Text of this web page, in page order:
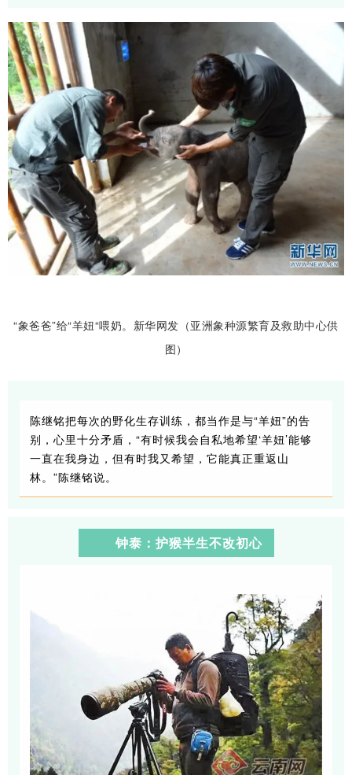
“象爸爸”给“羊妞“喂奶。新华网发（亚洲象种源繁育及救助中心供
图）
陈继铭把每次的野化生存训练，都当作是与“羊妞”的告
别，心里十分矛盾，“有时候我会自私地希望‘羊妞’能够
一直在我身边，但有时我又希望，它能真正重返山
林。”陈继铭说。
钟泰：护猴半生不改初心